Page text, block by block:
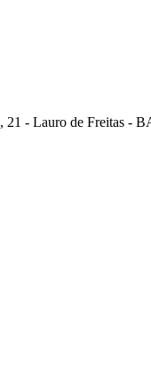
21 - Lauro de Freitas -